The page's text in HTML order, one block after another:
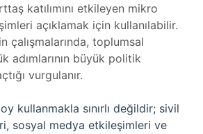
katılımını etkileyen mikro
açıklamak için kullanılabilir.
çalışmalarında, toplumsal
adımlarının büyük politik
vurgulanır.
oy kullanmakla sınırlı değildir; sivil
sosyal medya etkileşimleri ve